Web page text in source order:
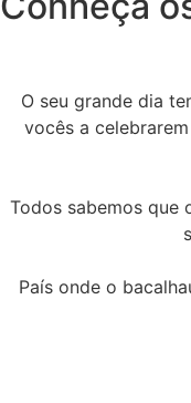
O seu grande dia
vocês a
Todos sabemos que
País onde o